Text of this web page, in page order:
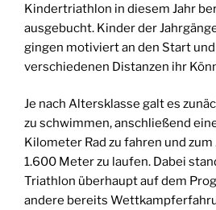
Kindertriathlon in diesem Jahr
ausgebucht. Kinder der
gingen motiviert an den Start
verschiedenen Distanzen ihr
Je nach Altersklasse galt es
zu schwimmen, anschließend
Kilometer Rad zu fahren und
1.600 Meter zu laufen. Dabei
Triathlon überhaupt auf dem
andere bereits